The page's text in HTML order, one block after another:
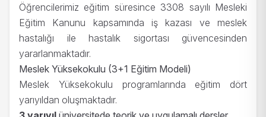
Öğrencilerimiz eğitim süresince 3308 sayılı Mesleki
Eğitim Kanunu kapsamında iş kazası ve meslek
hastalığı ile hastalık sigortası güvencesinden
yararlanmaktadır.
Meslek Yüksekokulu (3+1 Eğitim Modeli)
Meslek Yüksekokulu programlarında eğitim dört
yarıyıldan oluşmaktadır.